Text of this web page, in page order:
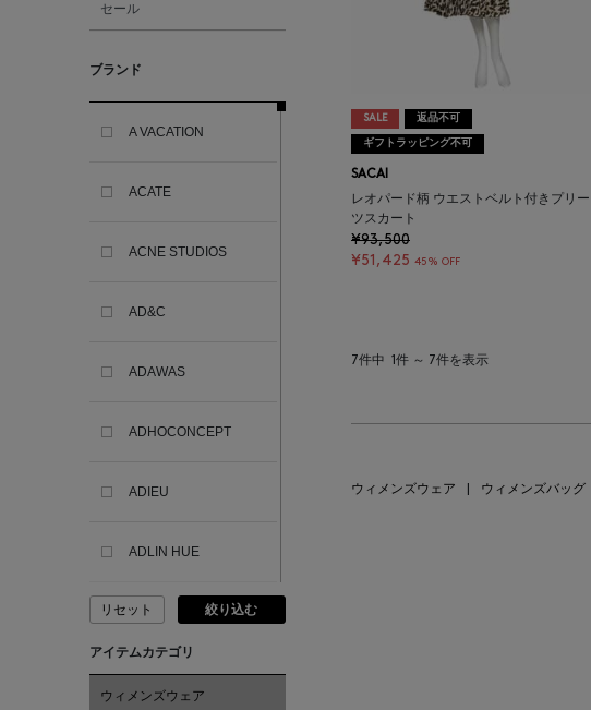
セール
ブランド
A VACATION
ACATE
ACNE STUDIOS
AD&C
ADAWAS
ADHOCONCEPT
ADIEU
ADLIN HUE
ADVISORY BOARD
AESOP
リセット 絞り込む
アイテムカテゴリ
ウィメンズウェア
SALE 返品不可
ギフトラッピング不可
SACAI
レオパード柄 ウエストベルト付きプリー
ツスカート
¥93,500
¥51,425 45% OFF
7件中 1件 ～ 7件を表示
ウィメンズウェア ウィメンズバッグ